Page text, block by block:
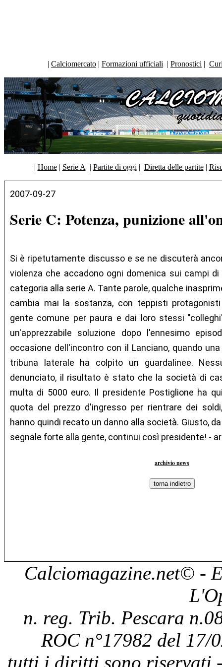
| Calciomercato | Formazioni ufficiali | Pronostici |
| Home| Serie A | Partite di oggi | Diretta delle partite|
2007-09-27
Serie C: Potenza, punizione
Si è ripetutamente discusso e se ne discuterà
violenza che accadono ogni domenica sui campi
categoria alla serie A. Tante parole, qualche
cambia mai la sostanza, con teppisti
gente comune per paura e dai loro stessi
un'apprezzabile soluzione dopo l'ennesimo
occasione dell'incontro con il Lanciano, quando
tribuna laterale ha colpito un guardalinee.
denunciato, il risultato è stato che la società di
multa di 5000 euro. Il presidente Postiglione ha
quota del prezzo d'ingresso per rientrare dei
hanno quindi recato un danno alla società. Giusto,
segnale forte alla gente, continui così presidente! -
archivio news
Calciomagazine.net© -
n. reg. Trib. Pescara
ROC n°17982 del 17/
tutti i diritti sono riservati